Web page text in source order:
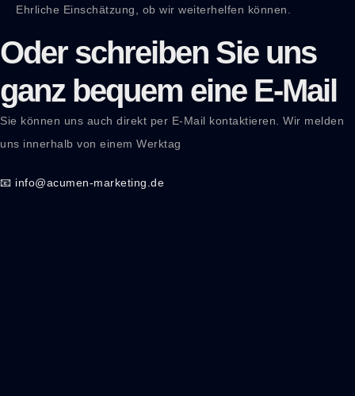
Ehrliche Einschätzung, ob wir weiterhelfen können.
Oder schreiben Sie uns
ganz bequem eine E-Mail
Sie können uns auch direkt per E-Mail kontaktieren. Wir melden
uns innerhalb von einem Werktag
📧 info@acumen-marketing.de